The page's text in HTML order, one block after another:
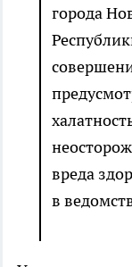
города
вреда
в